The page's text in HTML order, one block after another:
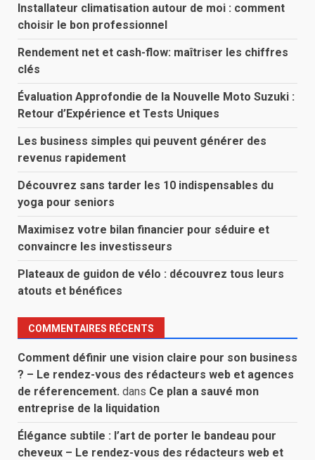
Installateur climatisation autour de moi : comment
choisir le bon professionnel
Rendement net et cash-flow: maîtriser les chiffres
clés
Évaluation Approfondie de la Nouvelle Moto Suzuki :
Retour d’Expérience et Tests Uniques
Les business simples qui peuvent générer des
revenus rapidement
Découvrez sans tarder les 10 indispensables du
yoga pour seniors
Maximisez votre bilan financier pour séduire et
convaincre les investisseurs
Plateaux de guidon de vélo : découvrez tous leurs
atouts et bénéfices
COMMENTAIRES RÉCENTS
Comment définir une vision claire pour son business
? – Le rendez-vous des rédacteurs web et agences
de réferencement. dans Ce plan a sauvé mon
entreprise de la liquidation
Élégance subtile : l’art de porter le bandeau pour
cheveux – Le rendez-vous des rédacteurs web et